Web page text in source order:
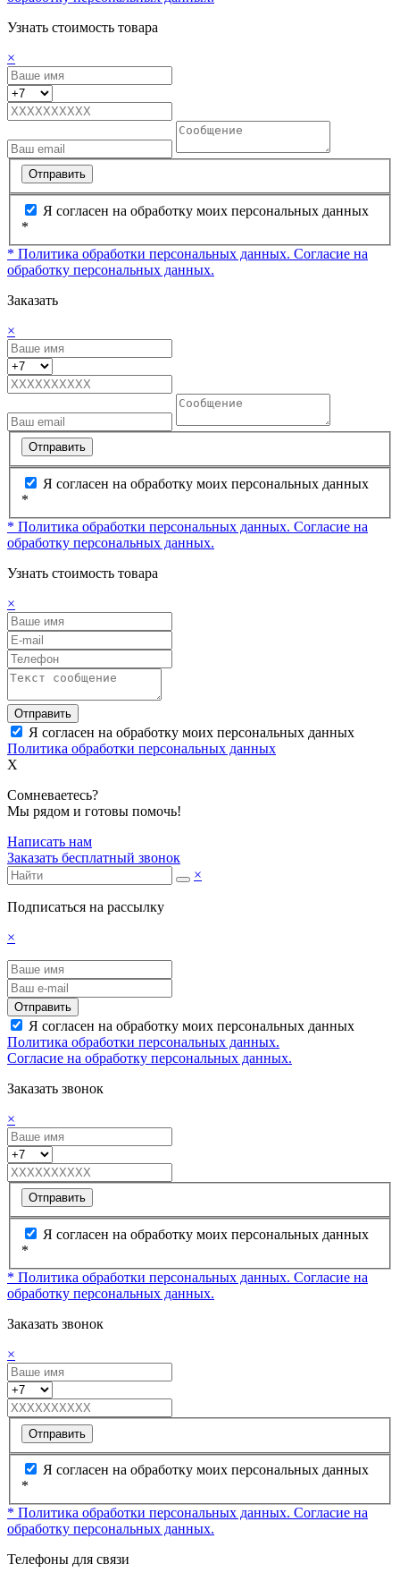
Узнать стоимость товара
×
Отправить
Я согласен на обработку моих персональных данных
*
* Политика обработки персональных данных. Согласие на
обработку персональных данных.
Заказать
×
Отправить
Я согласен на обработку моих персональных данных
*
* Политика обработки персональных данных. Согласие на
обработку персональных данных.
Узнать стоимость товара
×
Отправить
Я согласен на обработку моих персональных данных
Политика обработки персональных данных
X
Сомневаетесь?
Мы рядом и готовы помочь!
Написать нам
Заказать бесплатный звонок
×
Подписаться на рассылку
×
Отправить
Я согласен на обработку моих персональных данных
Политика обработки персональных данных.
Согласие на обработку персональных данных.
Заказать звонок
×
Отправить
Я согласен на обработку моих персональных данных
*
* Политика обработки персональных данных. Согласие на
обработку персональных данных.
Заказать звонок
×
Отправить
Я согласен на обработку моих персональных данных
*
* Политика обработки персональных данных. Согласие на
обработку персональных данных.
Телефоны для связи